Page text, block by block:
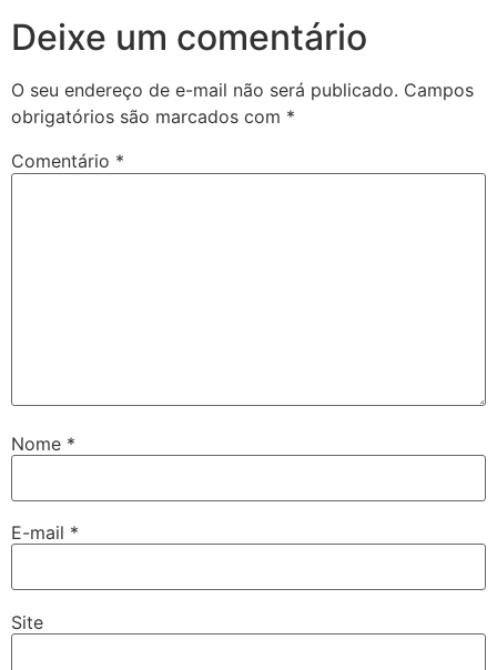
Deixe um comentário
O seu endereço de e-mail não será publicado. Campos
obrigatórios são marcados com *
Comentário *
Nome *
E-mail *
Site